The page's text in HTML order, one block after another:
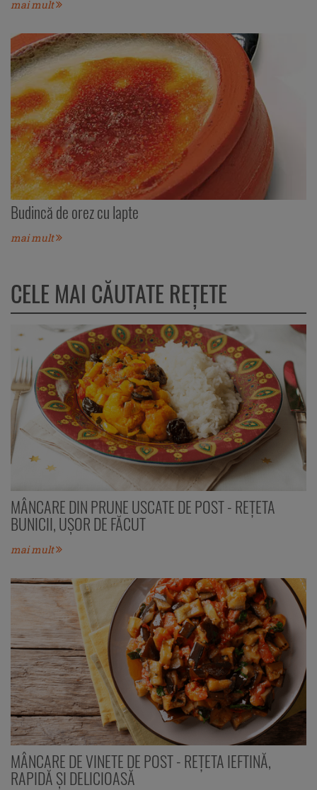
mai mult
Budincă de orez cu lapte
mai mult
CELE MAI CĂUTATE REȚETE
MÂNCARE DIN PRUNE USCATE DE POST - REȚETA
BUNICII, UȘOR DE FĂCUT
mai mult
MÂNCARE DE VINETE DE POST - REȚETA IEFTINĂ,
RAPIDĂ ȘI DELICIOASĂ